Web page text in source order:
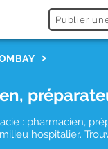
Publier
: pharmacien,
hospitalier.